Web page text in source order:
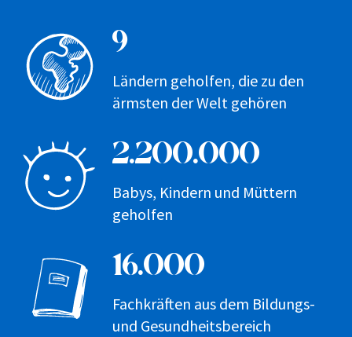
9
Ländern geholfen, die zu den
ärmsten der Welt gehören
2.200.000
Babys, Kindern und Müttern
geholfen
16.000
Fachkräften aus dem Bildungs-
und Gesundheitsbereich